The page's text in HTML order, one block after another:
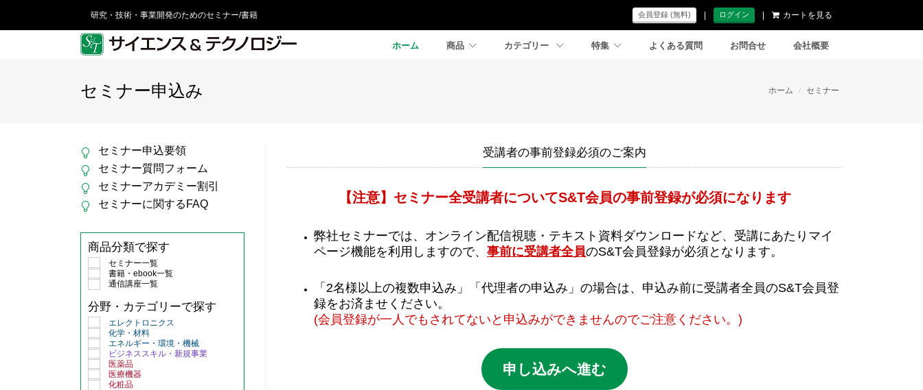
研究・技術・事業開発のためのセミナー/書籍 会員登録 (無料) | ログイン | カートを見る
ホーム 商品 カテゴリー 特集 よくある質問 お問合せ 会社概要
セミナー申込み ホーム / セミナー
受講者の事前登録必須のご案内
【注意】セミナー全受講者についてS&T会員の事前登録が必須になります
弊社セミナーでは、オンライン配信視聴・テキスト資料ダウンロードなど、受講にあたりマイ
ページ機能を利用しますので、 事前に受講者全員のS&T会員登録が必須となります。
「2名様以上の複数申込み」「代理者の申込み」の場合は、申込み前に受講者全員のS&T会員登
録をお済ませください。
(会員登録が一人でもされてないと申込みができませんのでご注意ください。)
申し込みへ進む
セミナー申込要領
セミナー質問フォーム
セミナーアカデミー割引
セミナーに関するFAQ
商品分類で探す
セミナー一覧
書籍・ebook一覧
通信講座一覧
分野・カテゴリーで探す
エレクトロニクス
化学・材料
エネルギー・環境・機械
ビジネススキル・新規事業
医薬品
医療機器
化粧品